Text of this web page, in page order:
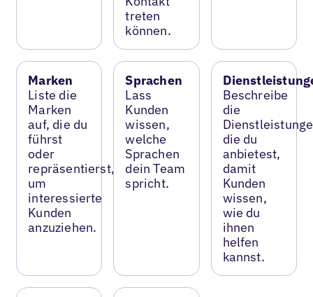
treten
können.
Marken
Liste die
Marken
auf, die du
führst
oder
repräsentierst,
um
interessierte
Kunden
anzuziehen.
Sprachen
Lass
Kunden
wissen,
welche
Sprachen
dein Team
spricht.
Beschreibe
die
die du
anbietest,
damit
Kunden
wissen,
wie du
ihnen
helfen
kannst.